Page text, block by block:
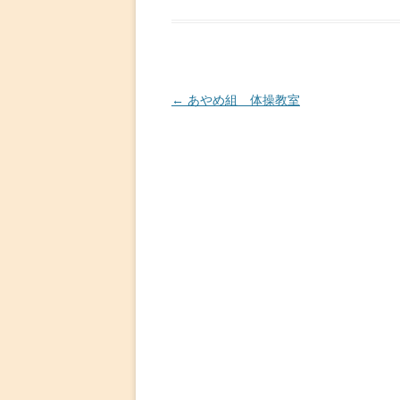
投
← あやめ組 体操教室